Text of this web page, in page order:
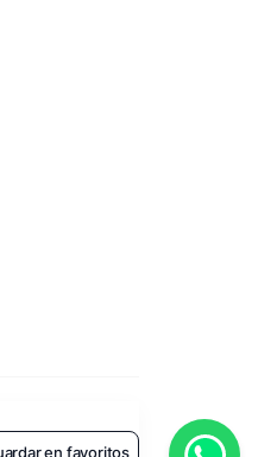
en favoritos